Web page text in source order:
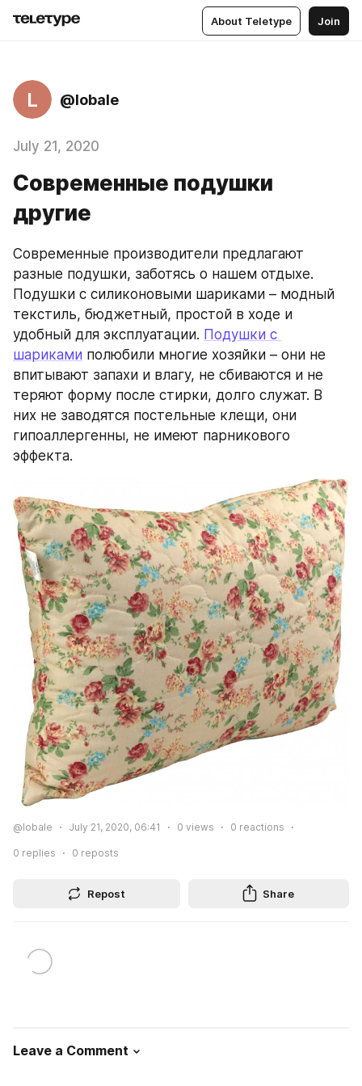
About Teletype Join
L @lobale
July 21, 2020
Современные подушки
другие
Современные производители предлагают
разные подушки, заботясь о нашем отдыхе.
Подушки с силиконовыми шариками – модный
текстиль, бюджетный, простой в ходе и
удобный для эксплуатации. Подушки с
шариками полюбили многие хозяйки – они не
впитывают запахи и влагу, не сбиваются и не
теряют форму после стирки, долго служат. В
них не заводятся постельные клещи, они
гипоаллергенны, не имеют парникового
эффекта.
@lobale July 21, 2020, 06:41 0 views 0 reactions
0 replies 0 reposts
Repost Share
Leave a Comment